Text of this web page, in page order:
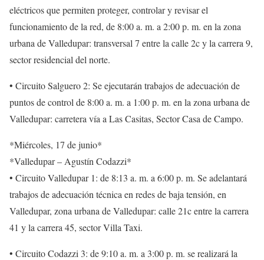
eléctricos que permiten proteger, controlar y revisar el
funcionamiento de la red, de 8:00 a. m. a 2:00 p. m. en la zona
urbana de Valledupar: transversal 7 entre la calle 2c y la carrera 9,
sector residencial del norte.
• Circuito Salguero 2: Se ejecutarán trabajos de adecuación de
puntos de control de 8:00 a. m. a 1:00 p. m. en la zona urbana de
Valledupar: carretera vía a Las Casitas, Sector Casa de Campo.
*Miércoles, 17 de junio*
*Valledupar – Agustín Codazzi*
• Circuito Valledupar 1: de 8:13 a. m. a 6:00 p. m. Se adelantará
trabajos de adecuación técnica en redes de baja tensión, en
Valledupar, zona urbana de Valledupar: calle 21c entre la carrera
41 y la carrera 45, sector Villa Taxi.
• Circuito Codazzi 3: de 9:10 a. m. a 3:00 p. m. se realizará la